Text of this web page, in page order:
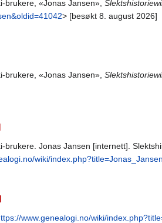
brukere, «Jonas Jansen»,
> [besøkt 8. august 2026]
brukere, «Jonas Jansen»,
brukere. Jonas Jansen [internett].
wiki/
www.genealogi.no/wiki/